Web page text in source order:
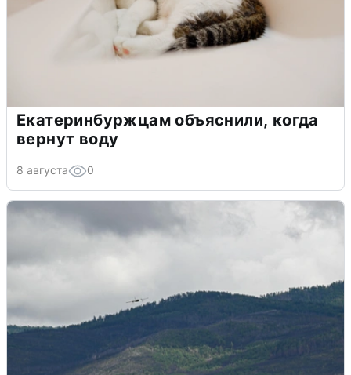
Екатеринбуржцам объяснили, когда
вернут воду
8 августа 0